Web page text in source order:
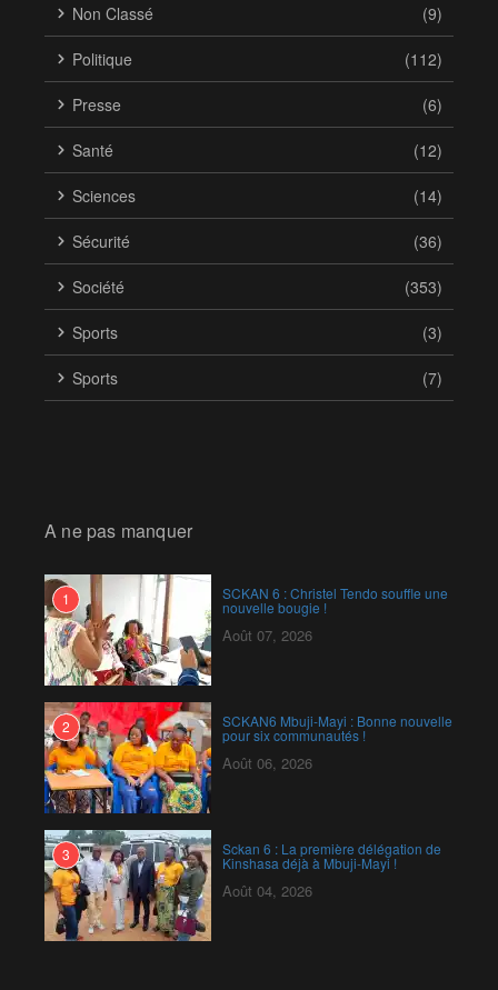
Non Classé (9)
Politique (112)
Presse (6)
Santé (12)
Sciences (14)
Sécurité (36)
Société (353)
Sports (3)
Sports (7)
A ne pas manquer
1 SCKAN 6 : Christel Tendo souffle une
nouvelle bougie !
Août 07, 2026
2 SCKAN6 Mbuji-Mayi : Bonne nouvelle
pour six communautés !
Août 06, 2026
3 Sckan 6 : ‎La première délégation de
Kinshasa déjà à Mbuji-Mayi !
Août 04, 2026